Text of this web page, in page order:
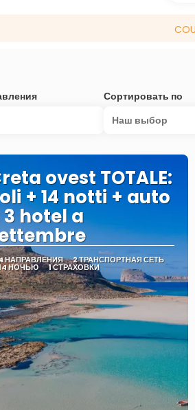
Сортировать по
Наш выбор
ovest TOTALE:
+ 14 notti + auto
3 hotel a
НАПРАВЛЕНИЯ 2 ТРАНСПОРТНАЯ СЕТЬ
НОЧЬЮ 1 СТРАХОВКИ